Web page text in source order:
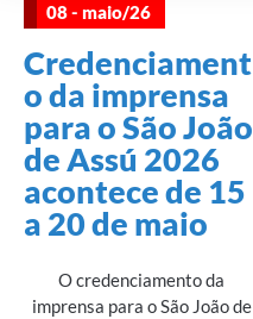
08 - maio/26
Credenciament
o da imprensa
para o São João
de Assú 2026
acontece de 15
a 20 de maio
O credenciamento da
imprensa para o São João de